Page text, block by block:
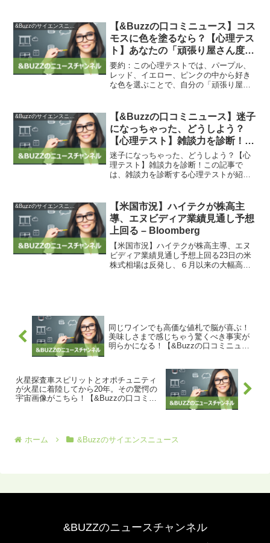
銀河「IC 5332」」の疑似カラー画像...
&Buzzのサイエンスニュース
【&Buzzの口コミニュース】コス
モスに色を塗るなら？【心理テス
ト】あなたの「頑張り屋さん度」
– 文・月風うさぎ | ananweb – マ
ガジンハウス
要約：この心理テストでは、パープル、
レッド、イエロー、ピンクの中から好き
な色を選ぶことで、自分の「頑張り屋さ
が表され、頑張り屋さん度を探ることが
できます。選んだ色による...
&Buzzのサイエンスニュース
【&Buzzの口コミニュース】迷子
になっちゃった、どうしよう？
【心理テスト】雑談力を診断！ –
トピックス｜ニフティニュース
迷子になっちゃった、どうしよう？【心
理テスト】雑談力を診断！この記事で
は、雑談力を診断する心理テストが紹介
なります。この心理テストは、顔見知り
の人や見知らぬ人とのコミュ...
&Buzzのサイエンスニュース
【米国市況】ハイテクが株高主
導、エヌビディア業績見通し予想
上回る – Bloomberg
【米国市況】ハイテクが株高主導、エヌ
ビディア業績見通し予想上回る23日の米
株式相場は反発し、６月以来の大幅高と
同じワインでも高価な値札で脳が喜ぶ！
美味しさまで感じちゃう驚くべき事実が
明らかになる！【&Buzzの口コミニュー
火星探査車スピリットとオポチュニティ
が火星に着陸してから20年。その驚愕の
宇宙画像がこちら！【&Buzzの口コミニ
ホーム &Buzzのサイエンスニュース
&BUZZのニュースチャンネル